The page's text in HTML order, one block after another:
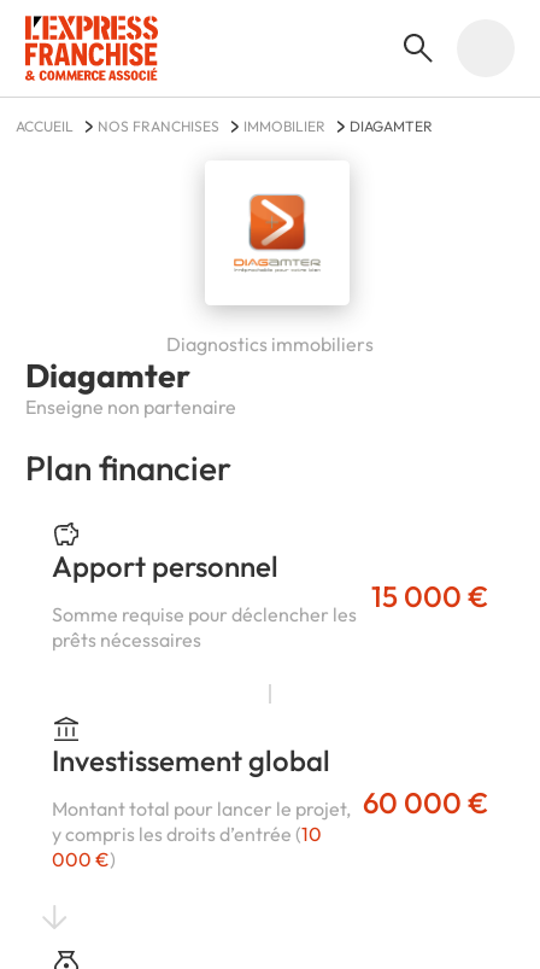
ACCUEIL NOS FRANCHISES IMMOBILIER DIAGAMTER
Diagamter
Enseigne non partenaire
Diagnostics immobiliers
Plan financier
Apport personnel
Somme requise pour déclencher les
prêts nécessaires
15 000 €
Investissement global
Montant total pour lancer le projet,
y compris les droits d’entrée (10
000 €)
60 000 €